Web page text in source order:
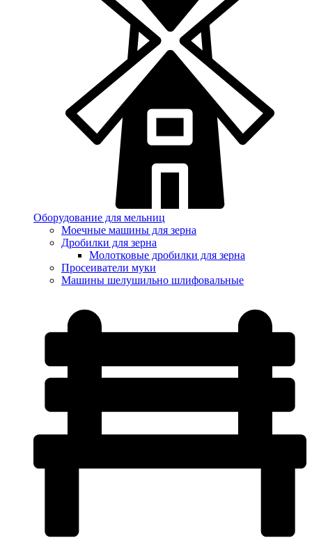
Оборудование для мельниц
Моечные машины для зерна
Дробилки для зерна
Молотковые дробилки для зерна
Просеиватели муки
Машины шелушильно шлифовальные